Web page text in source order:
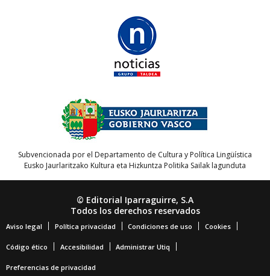
Subvencionada por el Departamento de Cultura y Política Lingüística
Eusko Jaurlaritzako Kultura eta Hizkuntza Politika Sailak lagunduta
© Editorial Iparraguirre, S.A
Todos los derechos reservados
Aviso legal Política privacidad Condiciones de uso Cookies
Código ético Accesibilidad Administrar Utiq
Preferencias de privacidad